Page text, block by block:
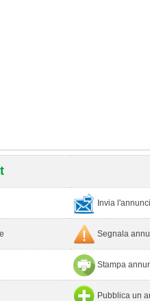
Invia
Segnala
Stampa
Pubblica un